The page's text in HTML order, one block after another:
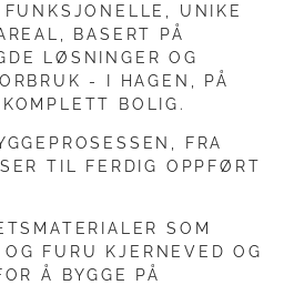
UNIKE
BASERT PÅ
LØSNINGER OG
- I HAGEN, PÅ
BOLIG.
FRA
TIL FERDIG OPPFØRT
SOM
FURU KJERNEVED OG
Å BYGGE PÅ